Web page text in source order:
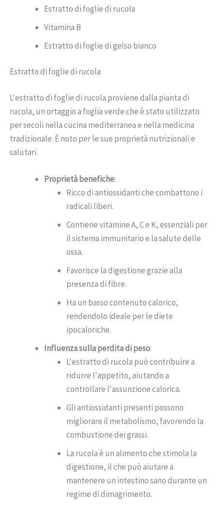
Estratto di foglie di rucola
Vitamina B
Estratto di foglie di gelso bianco
Estratto di foglie di rucola
L'estratto di foglie di rucola proviene dalla pianta di
rucola, un ortaggio a foglia verde che è stato utilizzato
per secoli nella cucina mediterranea e nella medicina
tradizionale. È noto per le sue proprietà nutrizionali e
salutari.
Proprietà benefiche:
Ricco di antiossidanti che combattono i
radicali liberi.
Contiene vitamine A, C e K, essenziali per
il sistema immunitario e la salute delle
ossa.
Favorisce la digestione grazie alla
presenza di fibre.
Ha un basso contenuto calorico,
rendendolo ideale per le diete
ipocaloriche.
Influenza sulla perdita di peso:
L'estratto di rucola può contribuire a
ridurre l'appetito, aiutando a
controllare l'assunzione calorica.
Gli antiossidanti presenti possono
migliorare il metabolismo, favorendo la
combustione dei grassi.
La rucola è un alimento che stimola la
digestione, il che può aiutare a
mantenere un intestino sano durante un
regime di dimagrimento.